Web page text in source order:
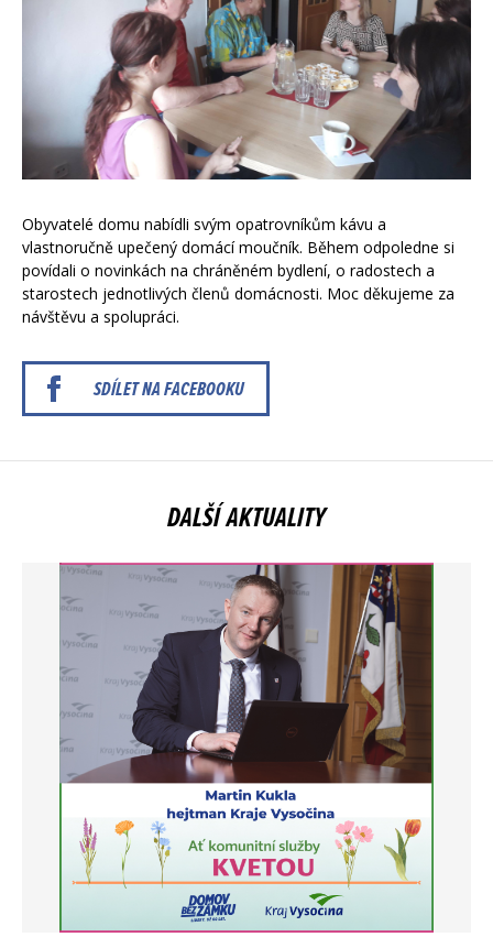
Obyvatelé domu nabídli svým opatrovníkům kávu a
vlastnoručně upečený domácí moučník. Během odpoledne si
povídali o novinkách na chráněném bydlení, o radostech a
starostech jednotlivých členů domácnosti. Moc děkujeme za
návštěvu a spolupráci.
SDÍLET NA FACEBOOKU
DALŠÍ AKTUALITY